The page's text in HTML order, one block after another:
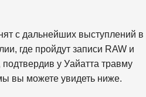
с дальнейших выступлений в
где пройдут записи RAW и
у Уайатта травму
вы можете увидеть ниже.